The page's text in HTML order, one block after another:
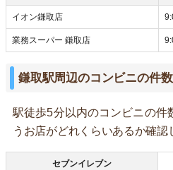
イオン鎌取店
業務スーパー 鎌取店
鎌取駅周辺のコンビニの件数
駅徒歩5分以内のコンビニの件
うお店がどれくらいあるか確認
セブンイレブン